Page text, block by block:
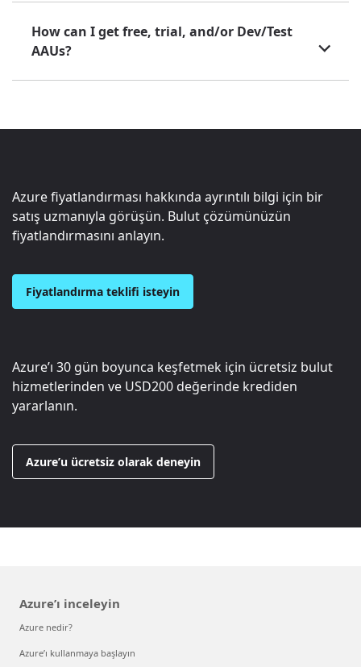
How can I get free, trial, and/or Dev/Test
AAUs?
Azure fiyatlandırması hakkında ayrıntılı bilgi için bir
satış uzmanıyla görüşün. Bulut çözümünüzün
fiyatlandırmasını anlayın.
Fiyatlandırma teklifi isteyin
Azure’ı 30 gün boyunca keşfetmek için ücretsiz bulut
hizmetlerinden ve USD200değerinde krediden
yararlanın.
Azure’u ücretsiz olarak deneyin
Azure’ı inceleyin
Azure nedir?
Azure’ı kullanmaya başlayın